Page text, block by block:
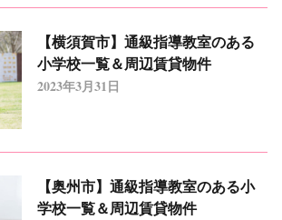
【横須賀市】通級指導教室のある
小学校一覧＆周辺賃貸物件
2023年3月31日
【奥州市】通級指導教室のある小
学校一覧＆周辺賃貸物件